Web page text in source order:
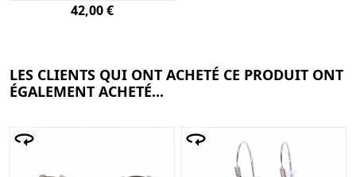
42,00 €
LES CLIENTS QUI ONT ACHETÉ CE PRODUIT ONT
ÉGALEMENT ACHETÉ...